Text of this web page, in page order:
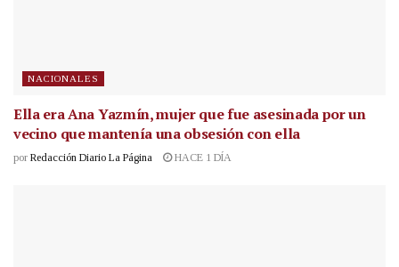
NACIONALES
Ella era Ana Yazmín, mujer que fue asesinada por un
vecino que mantenía una obsesión con ella
por Redacción Diario La Página HACE 1 DÍA